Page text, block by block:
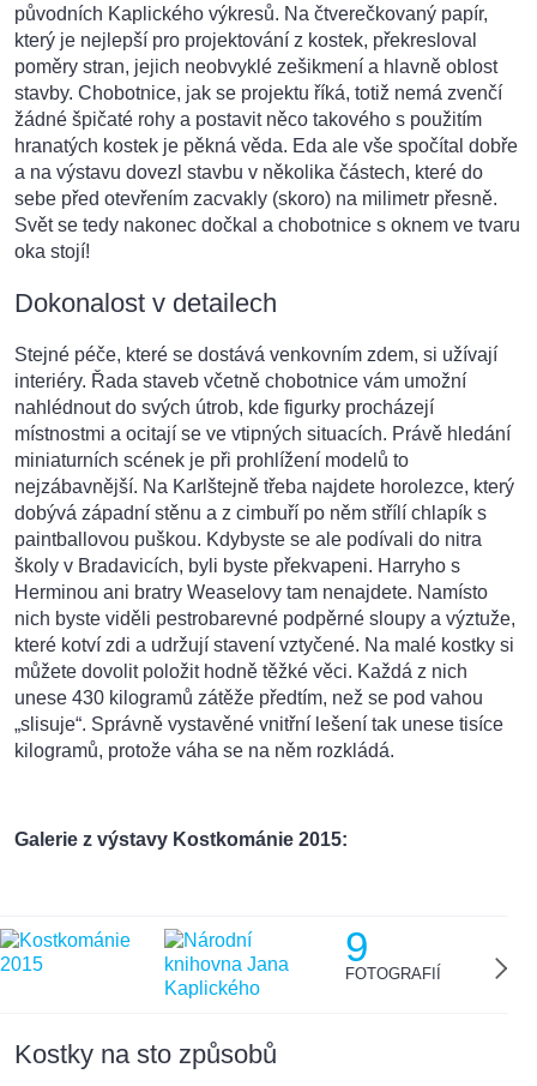
původních Kaplického výkresů. Na čtverečkovaný papír,
který je nejlepší pro projektování z kostek, překresloval
poměry stran, jejich neobvyklé zešikmení a hlavně oblost
stavby. Chobotnice, jak se projektu říká, totiž nemá zvenčí
žádné špičaté rohy a postavit něco takového s použitím
hranatých kostek je pěkná věda. Eda ale vše spočítal dobře
a na výstavu dovezl stavbu v několika částech, které do
sebe před otevřením zacvakly (skoro) na milimetr přesně.
Svět se tedy nakonec dočkal a chobotnice s oknem ve tvaru
oka stojí!
Dokonalost v detailech
Stejné péče, které se dostává venkovním zdem, si užívají
interiéry. Řada staveb včetně chobotnice vám umožní
nahlédnout do svých útrob, kde figurky procházejí
místnostmi a ocitají se ve vtipných situacích. Právě hledání
miniaturních scének je při prohlížení modelů to
nejzábavnější. Na Karlštejně třeba najdete horolezce, který
dobývá západní stěnu a z cimbuří po něm střílí chlapík s
paintballovou puškou. Kdybyste se ale podívali do nitra
školy v Bradavicích, byli byste překvapeni. Harryho s
Herminou ani bratry Weaselovy tam nenajdete. Namísto
nich byste viděli pestrobarevné podpěrné sloupy a výztuže,
které kotví zdi a udržují stavení vztyčené. Na malé kostky si
můžete dovolit položit hodně těžké věci. Každá z nich
unese 430 kilogramů zátěže předtím, než se pod vahou
„slisuje“. Správně vystavěné vnitřní lešení tak unese tisíce
kilogramů, protože váha se na něm rozkládá.
Galerie z výstavy Kostkománie 2015:
9
FOTOGRAFIÍ
Kostky na sto způsobů